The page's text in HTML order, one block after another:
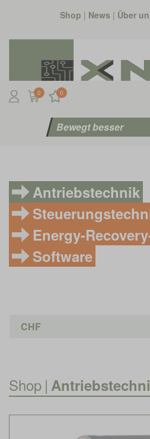
Shop | News | Über
0 0
Bewegt besser
Antriebstechnik
Energy-
Software
Shop |